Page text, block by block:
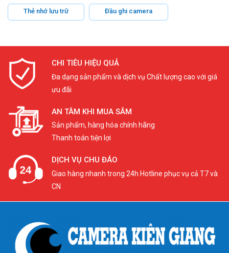
Thẻ nhớ lưu trữ Đầu ghi camera
CHI TIÊU HIỆU QUẢ
Đa dạng sản phẩm và dịch vụ Chất lượng cao với giá
ưu đãi
AN TÂM KHI MUA SẮM
Sản phẩm, hàng hóa chính hãng
Thanh toán tiện lợi
DỊCH VỤ CHU ĐÁO
Giao hàng nhanh trong 24h Hotline phục vụ cả T7 và
CN